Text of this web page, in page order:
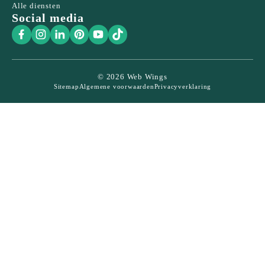
Alle diensten
Social media
© 2026 Web Wings
Sitemap Algemene voorwaardenPrivacyverklaring